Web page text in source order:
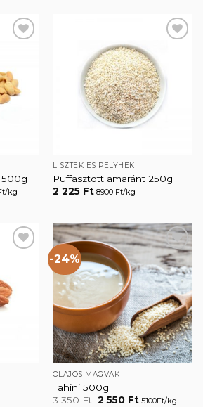
500g
kg
Kedvencekhez
LISZTEK ÉS PELYHEK
Puffasztott amaránt 250g
2 225 Ft8900 Ft/kg
-24%
Kedvencekhez
OLAJOS MAGVAK
Tahini 500g
3 350Ft Original
2 550 FtCurrent
5100Ft/kg